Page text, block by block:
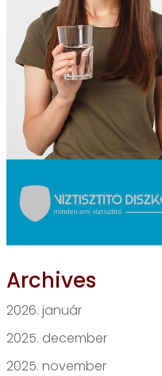
Archives
2026. január
2025. december
2025. november